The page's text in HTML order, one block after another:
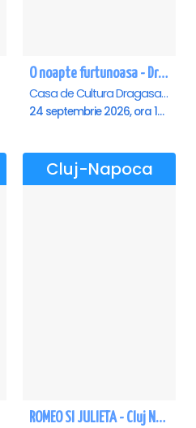
O noapte furtunoasa - Dragasani
Casa de Cultura Dragasani, Dragasani
24 septembrie 2026, ora 19:00
Cluj-Napoca
ROMEO SI JULIETA - Cluj Napoca